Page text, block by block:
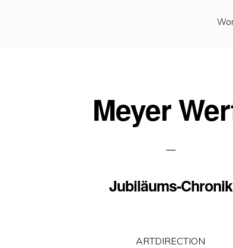
Meyer
Jubiläums-Chronik
ARTDIRECTION